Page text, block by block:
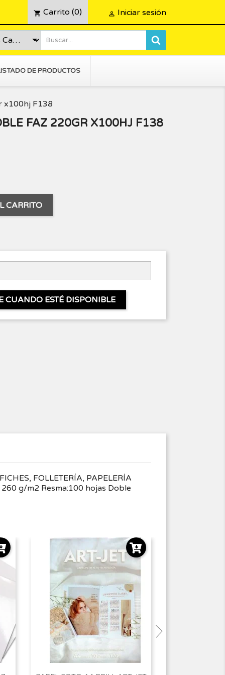
shopping_cart Carrito (0)  Iniciar sesión
DE PRODUCTOS
x100hj F138
FAZ 220GR X100HJ F138
CARRITO
CUANDO ESTÉ DISPONIBLE
FOLLETERÍA, PAPELERÍA
g/m2 Resma:100 hojas Doble